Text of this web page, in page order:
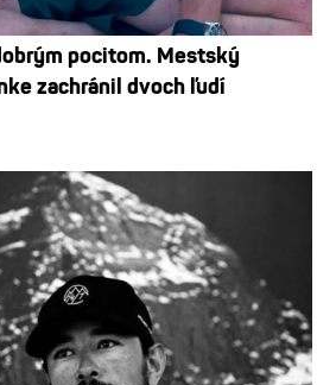
pocitom. Mestský
zachránil dvoch ľudí